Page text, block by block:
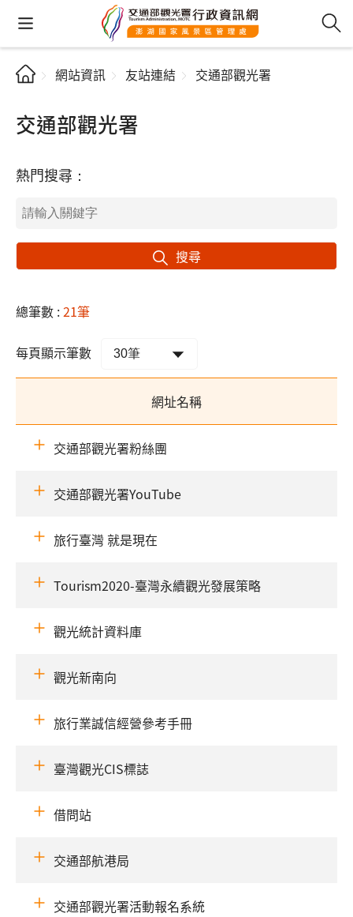
網站資訊 友站連結 交通部觀光署
交通部觀光署
熱門搜尋：
搜尋
總筆數 :21筆
每頁顯示筆數
網址名稱
交通部觀光署粉絲團
交通部觀光署YouTube
旅行臺灣 就是現在
Tourism2020-臺灣永續觀光發展策略
觀光統計資料庫
觀光新南向
旅行業誠信經營參考手冊
臺灣觀光CIS標誌
借問站
交通部航港局
交通部觀光署活動報名系統